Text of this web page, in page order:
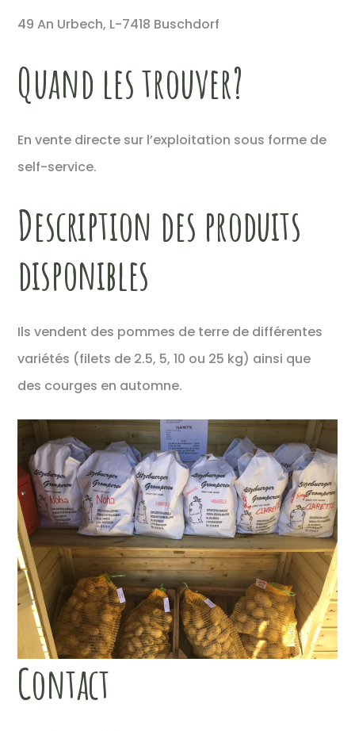
49 An Urbech, L-7418 Buschdorf
Quand les trouver?
En vente directe sur l’exploitation sous forme de
self-service.
Description des produits
disponibles
Ils vendent des pommes de terre de différentes
variétés (filets de 2.5, 5, 10 ou 25 kg) ainsi que
des courges en automne.
Contact